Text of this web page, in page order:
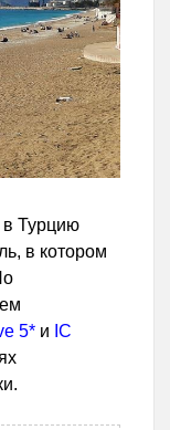
в Турцию
в котором
5* и IC